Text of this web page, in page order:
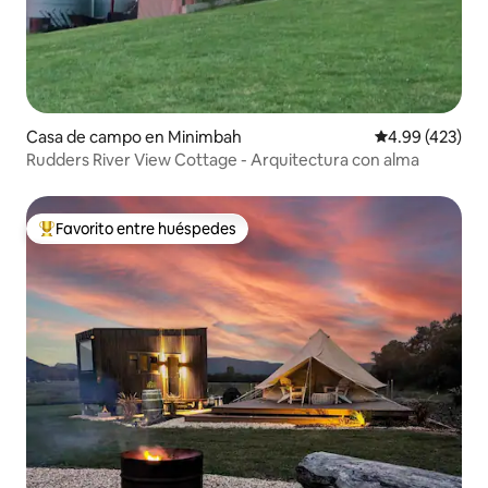
Casa de campo en Minimbah Calificación
4.99 (423)
Rudders River View Cottage - Arquitectura con alma
De los mejores en Favorito entre huéspedes
Favorito entre huéspedes